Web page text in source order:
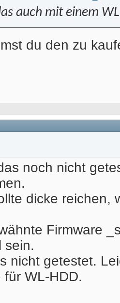
auch mit einem
du den zu
noch nicht
dicke reichen,
Firmware
sein.
nicht getestet.
für WL-HDD.